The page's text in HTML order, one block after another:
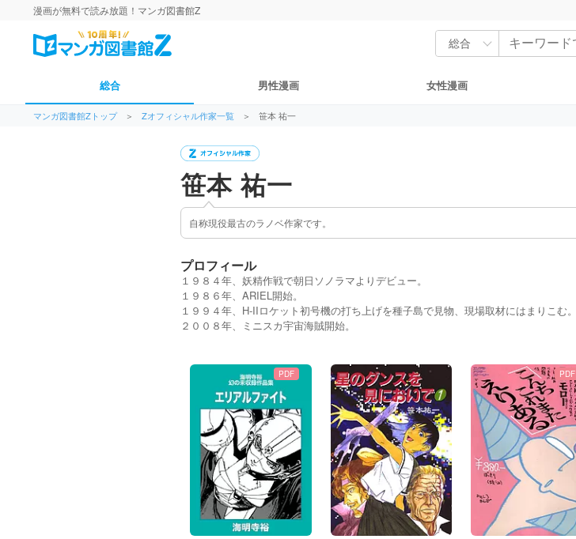
漫画が無料で読み放題！マンガ図書館Z
総合 男性漫画 女性漫画
マンガ図書館Zトップ ＞ Zオフィシャル作家一覧 ＞ 笹本 祐一
笹本 祐一
自称現役最古のラノベ作家です。
プロフィール
１９８４年、妖精作戦で朝日ソノラマよりデビュー。
１９８６年、ARIEL開始。
１９９４年、H-IIロケット初号機の打ち上げを種子島で見物、現場取材にはまりこむ。
２００８年、ミニスカ宇宙海賊開始。
PDF PDF